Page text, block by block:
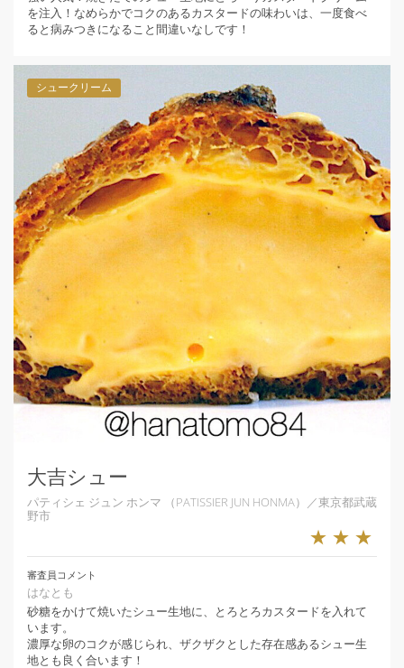
を注入！なめらかでコクのあるカスタードの味わいは、一度食べ
ると病みつきになること間違いなしです！
シュークリーム
大吉シュー
パティシェ ジュン ホンマ （PATISSIER JUN HONMA）／東京都武蔵
野市
★★★
審査員コメント
はなとも
砂糖をかけて焼いたシュー生地に、とろとろカスタードを入れて
います。
濃厚な卵のコクが感じられ、ザクザクとした存在感あるシュー生
地とも良く合います！